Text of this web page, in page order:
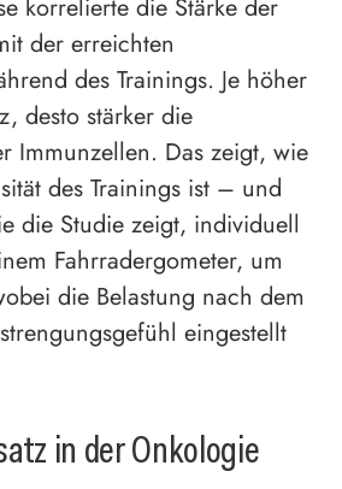
korrelierte die Stärke der
der erreichten
des Trainings. Je höher
desto stärker die
Immunzellen. Das zeigt, wie
des Trainings ist – und
die Studie zeigt, individuell
Fahrradergometer, um
die Belastung nach dem
eingestellt
in der Onkologie